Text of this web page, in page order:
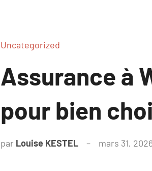
Uncategorized
Assurance à
pour bien
par Louise KESTEL mars 31,